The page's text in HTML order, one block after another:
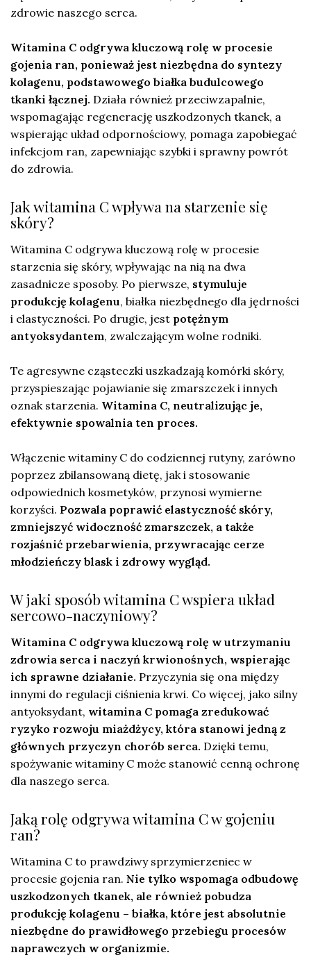
zdrowie naszego serca.
Witamina C odgrywa kluczową rolę w procesie
gojenia ran, ponieważ jest niezbędna do syntezy
kolagenu, podstawowego białka budulcowego
tkanki łącznej. Działa również przeciwzapalnie,
wspomagając regenerację uszkodzonych tkanek, a
wspierając układ odpornościowy, pomaga zapobiegać
infekcjom ran, zapewniając szybki i sprawny powrót
do zdrowia.
Jak witamina C wpływa na starzenie się
skóry?
Witamina C odgrywa kluczową rolę w procesie
starzenia się skóry, wpływając na nią na dwa
zasadnicze sposoby. Po pierwsze, stymuluje
produkcję kolagenu, białka niezbędnego dla jędrności
i elastyczności. Po drugie, jest potężnym
antyoksydantem, zwalczającym wolne rodniki.
Te agresywne cząsteczki uszkadzają komórki skóry,
przyspieszając pojawianie się zmarszczek i innych
oznak starzenia. Witamina C, neutralizując je,
efektywnie spowalnia ten proces.
Włączenie witaminy C do codziennej rutyny, zarówno
poprzez zbilansowaną dietę, jak i stosowanie
odpowiednich kosmetyków, przynosi wymierne
korzyści. Pozwala poprawić elastyczność skóry,
zmniejszyć widoczność zmarszczek, a także
rozjaśnić przebarwienia, przywracając cerze
młodzieńczy blask i zdrowy wygląd.
W jaki sposób witamina C wspiera układ
sercowo-naczyniowy?
Witamina C odgrywa kluczową rolę w utrzymaniu
zdrowia serca i naczyń krwionośnych, wspierając
ich sprawne działanie. Przyczynia się ona między
innymi do regulacji ciśnienia krwi. Co więcej, jako silny
antyoksydant, witamina C pomaga zredukować
ryzyko rozwoju miażdżycy, która stanowi jedną z
głównych przyczyn chorób serca. Dzięki temu,
spożywanie witaminy C może stanowić cenną ochronę
dla naszego serca.
Jaką rolę odgrywa witamina C w gojeniu
ran?
Witamina C to prawdziwy sprzymierzeniec w
procesie gojenia ran. Nie tylko wspomaga odbudowę
uszkodzonych tkanek, ale również pobudza
produkcję kolagenu – białka, które jest absolutnie
niezbędne do prawidłowego przebiegu procesów
naprawczych w organizmie.